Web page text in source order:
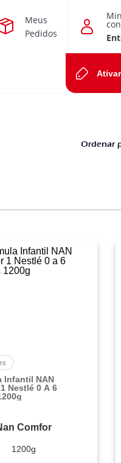
Meus
Pedidos
Ordenar
Infantil NAN
Nestlé 0 A 6
Comfor
1200g